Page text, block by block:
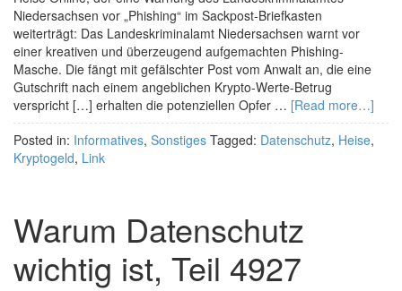
Niedersachsen vor „Phishing“ im Sackpost-Briefkasten
weiterträgt: Das Landeskriminalamt Niedersachsen warnt vor
einer kreativen und überzeugend aufgemachten Phishing-
Masche. Die fängt mit gefälschter Post vom Anwalt an, die eine
Gutschrift nach einem angeblichen Krypto-Werte-Betrug
verspricht […] erhalten die potenziellen Opfer … [Read more…]
Posted in: Informatives, Sonstiges Tagged: Datenschutz, Heise,
Kryptogeld, Link
Warum Datenschutz
wichtig ist, Teil 4927